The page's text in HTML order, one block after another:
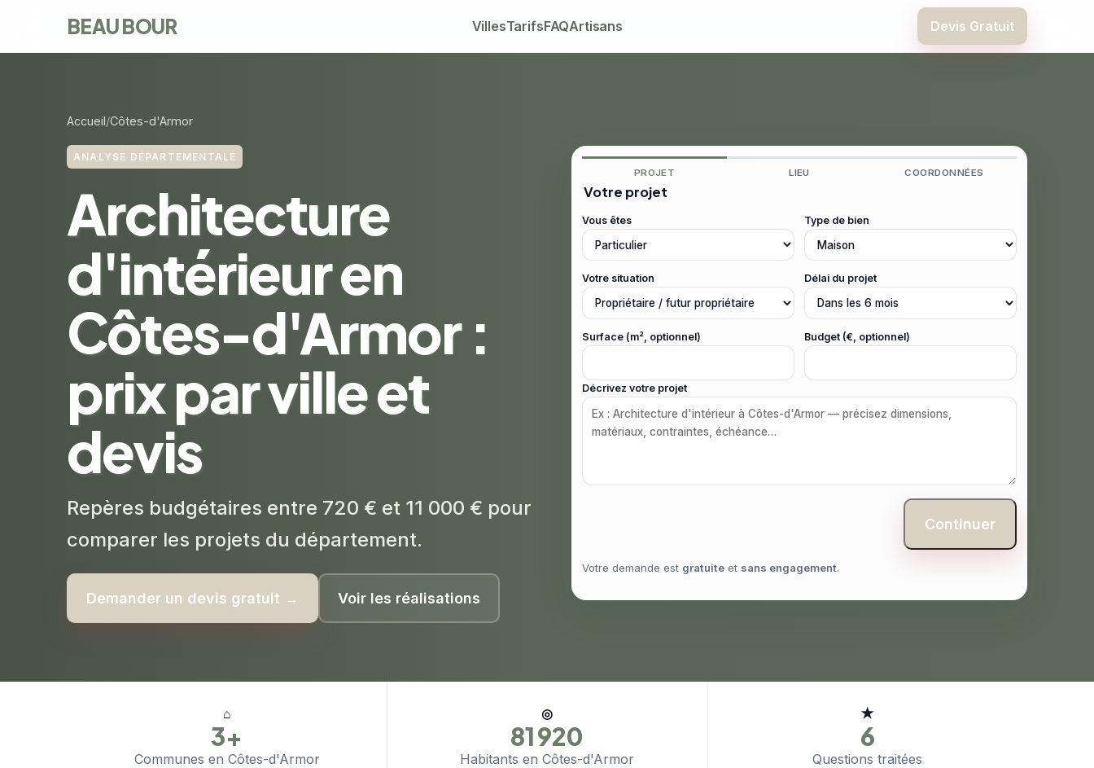
BEAU BOUR VillesTarifsFAQArtisans Devis Gratuit
Accueil Côtes-d'Armor
ANALYSE DÉPARTEMENTALE
Architecture
d'intérieur en
Côtes-d'Armor :
prix par ville et
devis
Repères budgétaires entre 720 € et 11 000 € pour
comparer les projets du département.
Demander un devis gratuit → Voir les réalisations
PROJET LIEU COORDONNÉES
Votre projet
Vous êtes Type de bien
Votre situation Délai du projet
Surface (m², optionnel) Budget (€, optionnel)
Décrivez votre projet
Continuer
Votre demande est gratuite et sans engagement.
⌂
3+
Communes en Côtes-d'Armor
◎
81 920
Habitants en Côtes-d'Armor
★
6
Questions traitées